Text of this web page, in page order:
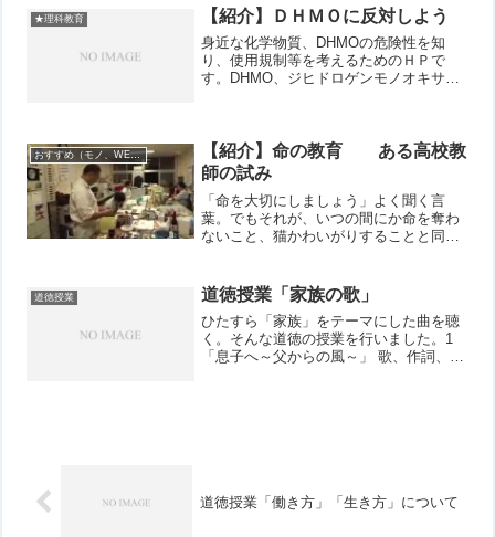
行くのが大変残念に思うこと、そして著
作権フリー...
★理科教育 【紹介】ＤＨＭＯに反対しよう
身近な化学物質、DHMOの危険性を知
り、使用規制等を考えるためのＨＰで
す。DHMO、ジヒドロゲンモノオキサイ
れてしまうかを考える教...
おすすめ（モノ、WEB、他）
【紹介】命の教育 ある高校教
師の試み
「命を大切にしましょう」よく聞く言
葉。でもそれが、いつの間にか命を奪わ
ないこと、猫かわいがりすることと同じ
ている。そのことを見ないようにして
「命を大切に」というのは、か...
道徳授業 道徳授業「家族の歌」
ひたすら「家族」をテーマにした曲を聴
く。そんな道徳の授業を行いました。1
「息子へ～父からの風～」 歌、作詞、作
道徳授業「働き方」「生き方」について